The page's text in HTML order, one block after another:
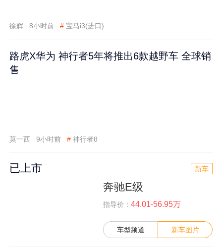
徐辉 8小时前 # 宝马i3(进口)
路虎X华为 神行者5年将推出6款越野车 全球销
售
莫一西 9小时前 # 神行者8
已上市 新车
奔驰E级
指导价： 44.01-56.95万
车型频道 新车图片